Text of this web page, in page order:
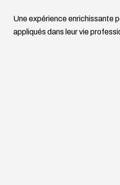
Une expérience enrichissante
appliqués dans leur vie